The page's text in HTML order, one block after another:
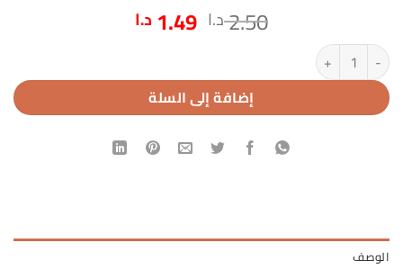
2.50د.ا السعر
الأصلي
2.50 د.ا.
1.49 د.ا
1.49 د.ا.
كمية قاطع فرعي شينت 1P
إضافة إلى السلة
الوصف